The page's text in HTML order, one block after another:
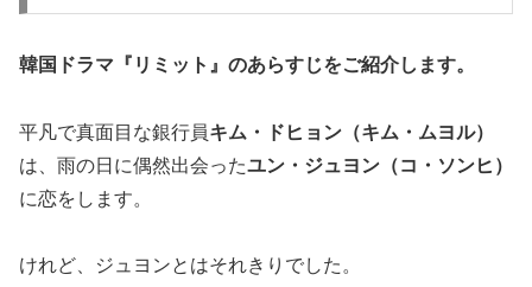
韓国ドラマ『リミット』のあらすじをご紹介します。
平凡で真面目な銀行員キム・ドヒョン（キム・ムヨル）
は、雨の日に偶然出会ったユン・ジュヨン（コ・ソンヒ）
に恋をします。
けれど、ジュヨンとはそれきりでした。